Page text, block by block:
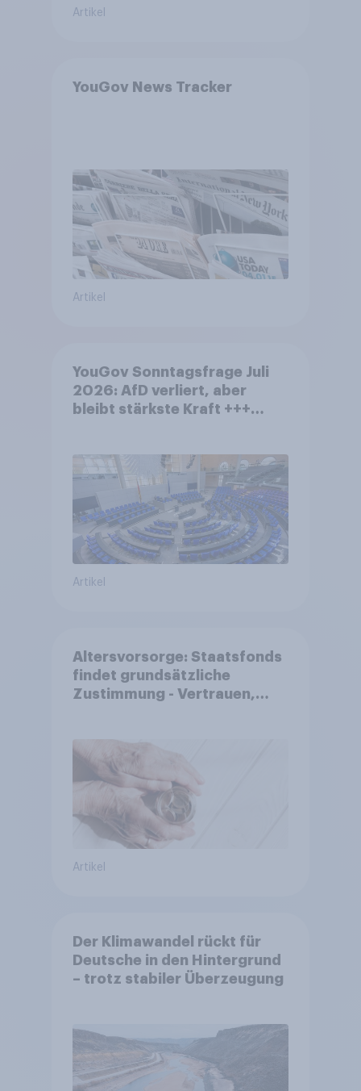
Artikel
YouGov News Tracker
Artikel
YouGov Sonntagsfrage Juli
2026: AfD verliert, aber
bleibt stärkste Kraft +++
Artikel
Altersvorsorge: Staatsfonds
findet grundsätzliche
Zustimmung - Vertrauen,
Akzeptanz
Artikel
Der Klimawandel rückt für
Deutsche in den Hintergrund
– trotz stabiler Überzeugung